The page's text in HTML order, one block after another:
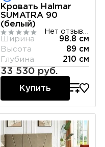
Кровать Halmar
SUMATRA 90
(белый)
Нет отзывов
Ширина
98.8 см
Высота
89 см
Глубина
210 см
33 530 руб.
Купить